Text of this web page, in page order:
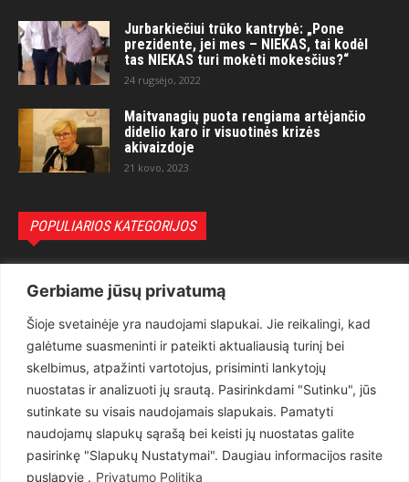
Gerbiame jūsų privatumą
Šioje svetainėje yra naudojami slapukai. Jie reikalingi, kad
galėtume suasmeninti ir pateikti aktualiausią turinį bei
skelbimus, atpažinti vartotojus, prisiminti lankytojų
nuostatas ir analizuoti jų srautą. Pasirinkdami "Sutinku", jūs
sutinkate su visais naudojamais slapukais. Pamatyti
naudojamų slapukų sąrašą bei keisti jų nuostatas galite
pasirinkę "Slapukų Nustatymai". Daugiau informacijos rasite
puslapyje . Privatumo Politika
Jurbarkiečiui trūko kantrybė: „Pone
prezidente, jei mes – NIEKAS, tai kodėl
tas NIEKAS turi mokėti mokesčius?“
24 rugsėjo, 2022
Maitvanagių puota rengiama artėjančio
didelio karo ir visuotinės krizės
akivaizdoje
21 kovo, 2023
POPULIARIOS KATEGORIJOS
Teisėsauga
1497
Aktualu
Lietuva
619
Pasaulis
Статьи на русском
Articles in english